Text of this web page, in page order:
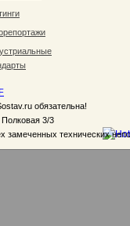
обязательна!
3/3
замеченных технических